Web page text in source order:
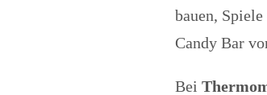
bauen,
Candy Bar
Bei